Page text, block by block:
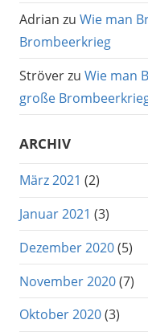
Adrian zu Wie man
Brombeerkrieg
Ströverzu Wie man
große
ARCHIV
März 2021 (2)
Januar 2021 (3)
Dezember 2020(5)
November 2020(7)
Oktober 2020(3)